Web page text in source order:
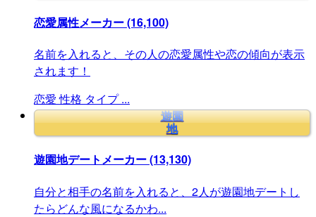
恋愛属性メーカー(16,100)
名前を入れると、その人の恋愛属性や恋の傾向が表示
されます！
恋愛 性格 タイプ ...
遊園
地
遊園地デートメーカー(13,130)
自分と相手の名前を入れると、2人が遊園地デートし
たらどんな風になるかわ...